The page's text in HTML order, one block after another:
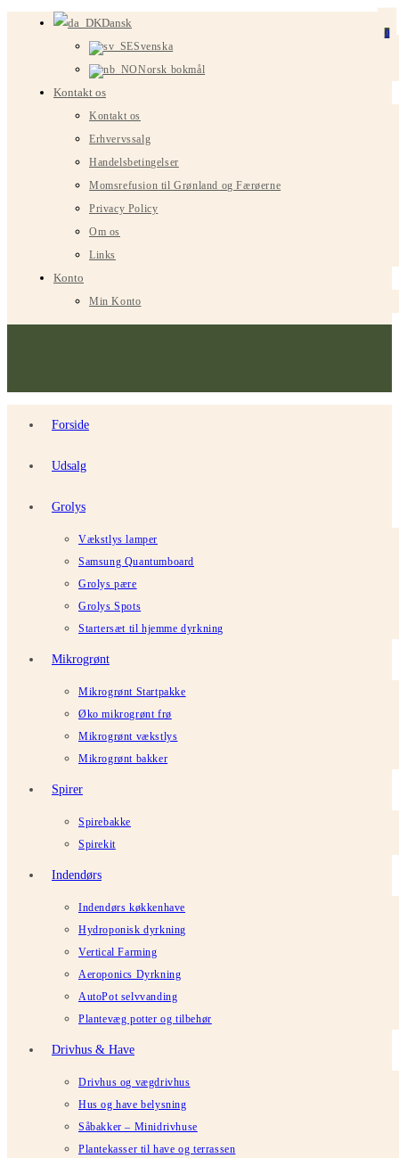
Dansk
Svenska
Norsk bokmål
Kontakt os
Kontakt os
Erhvervssalg
Handelsbetingelser
Momsrefusion til Grønland og Færøerne
Privacy Policy
Om os
Links
Konto
Min Konto
Forside
Udsalg
Grolys
Vækstlys lamper
Samsung Quantumboard
Grolys pære
Grolys Spots
Startersæt til hjemme dyrkning
Mikrogrønt
Mikrogrønt Startpakke
Øko mikrogrønt frø
Mikrogrønt vækstlys
Mikrogrønt bakker
Spirer
Spirebakke
Spirekit
Indendørs
Indendørs køkkenhave
Hydroponisk dyrkning
Vertical Farming
Aeroponics Dyrkning
AutoPot selvvanding
Plantevæg potter og tilbehør
Drivhus & Have
Drivhus og vægdrivhus
Hus og have belysning
Såbakker – Minidrivhuse
Plantekasser til have og terrassen
0